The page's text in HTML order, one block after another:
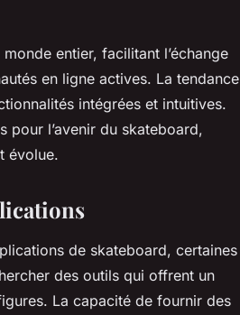
entier, facilitant l’échange
en ligne actives. La tendance
intégrées et intuitives.
pour l’avenir du skateboard,
évolue.
de skateboard, certaines
des outils qui offrent un
La capacité de fournir des